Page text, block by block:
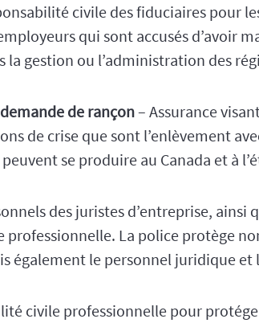
civile des fiduciaires pour
qui sont accusés d’avoir
la gestion ou l’administration des
de rançon– Assurance
de crise que sont l’enlèvement
se produire au Canada et à
des juristes d’entreprise, ainsi
La police protège
également le personnel juridique et
civile professionnelle pour